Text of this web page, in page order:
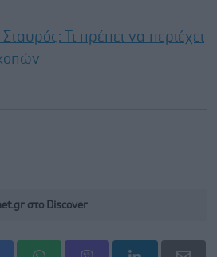
Τι πρέπει να περιέχει
στο Discover